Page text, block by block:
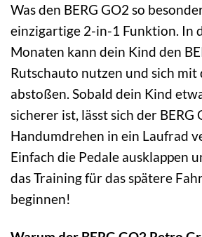
Was den BERG GO2 so
einzigartige 2-in-1 Funktion. In
Monaten kann dein Kind den
Rutschauto nutzen und sich mit
abstoßen. Sobald dein Kind
sicherer ist, lässt sich der BERG
Handumdrehen in ein Laufrad
Einfach die Pedale ausklappen
das Training für das spätere
beginnen!